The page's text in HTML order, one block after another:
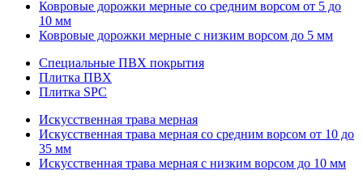
Ковровые дорожки мерные со средним ворсом от 5 до
10 мм
Ковровые дорожки мерные с низким ворсом до 5 мм
Специальные ПВХ покрытия
Плитка ПВХ
Плитка SPC
Искуccтвенная трава мерная
Искусственная трава мерная со средним ворсом от 10 до
35 мм
Искусственная трава мерная с низким ворсом до 10 мм